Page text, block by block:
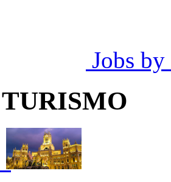
Jobs by